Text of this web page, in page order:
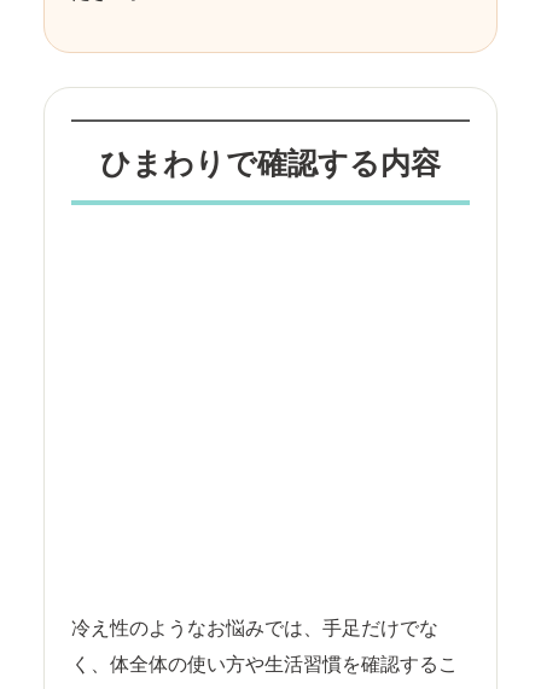
ひまわりで確認する内容
冷え性のようなお悩みでは、手足だけでな
く、体全体の使い方や生活習慣を確認するこ